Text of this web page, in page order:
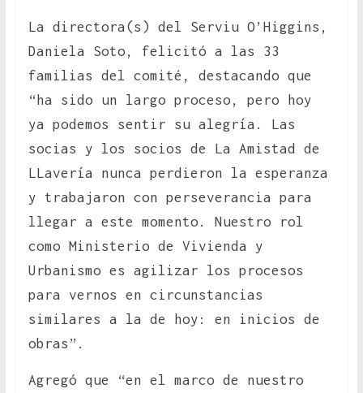
La directora(s) del Serviu O’Higgins,
Daniela Soto, felicitó a las 33
familias del comité, destacando que
“ha sido un largo proceso, pero hoy
ya podemos sentir su alegría. Las
socias y los socios de La Amistad de
LLavería nunca perdieron la esperanza
y trabajaron con perseverancia para
llegar a este momento. Nuestro rol
como Ministerio de Vivienda y
Urbanismo es agilizar los procesos
para vernos en circunstancias
similares a la de hoy: en inicios de
obras”.
Agregó que “en el marco de nuestro